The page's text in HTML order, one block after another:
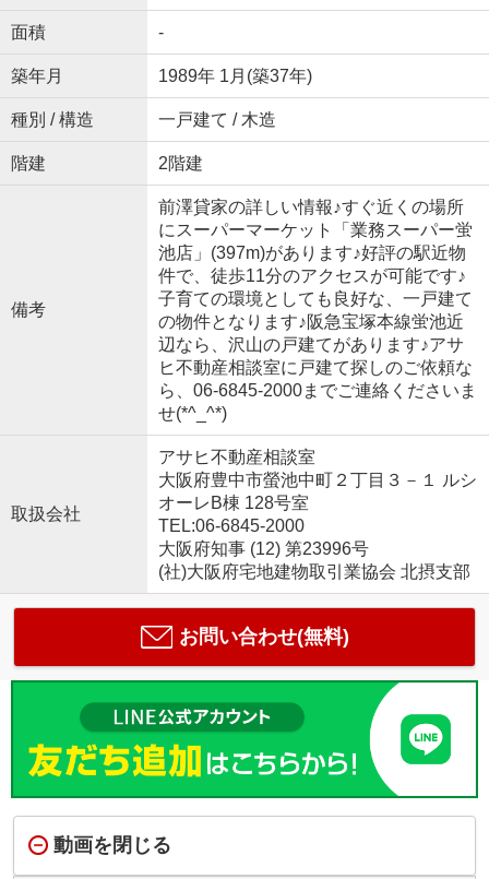
面積 -
築年月 1989年 1月(築37年)
種別 / 構造 一戸建て / 木造
階建 2階建
備考
前澤貸家の詳しい情報♪すぐ近くの場所
にスーパーマーケット「業務スーパー蛍
池店」(397m)があります♪好評の駅近物
件で、徒歩11分のアクセスが可能です♪
子育ての環境としても良好な、一戸建て
の物件となります♪阪急宝塚本線蛍池近
辺なら、沢山の戸建てがあります♪アサ
ヒ不動産相談室に戸建て探しのご依頼な
ら、06-6845-2000までご連絡くださいま
せ(*^_^*)
取扱会社
アサヒ不動産相談室
大阪府豊中市螢池中町２丁目３－１ ルシ
オーレB棟 128号室
TEL:06-6845-2000
大阪府知事 (12) 第23996号
(社)大阪府宅地建物取引業協会 北摂支部
お問い合わせ(無料)
動画を閉じる